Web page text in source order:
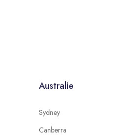
Australie
Sydney
Canberra